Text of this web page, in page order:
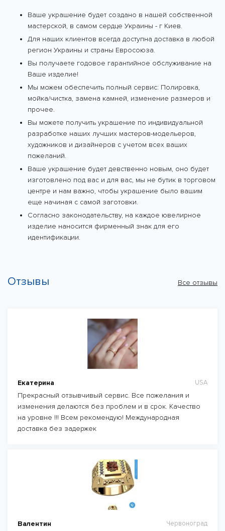
Ваше украшение будет создано в нашей собственной
мастерской, в самом сердце Украины - г Киев.
Для наших клиентов всегда доступна доставка в любой
регион Украины и страны Евросоюза.
Вы получаете годовое гарантийное обслуживание на
Ваше изделие!
Мы можем обеспечить полный сервис: Полировка,
мойка/чистка, замена камней, изменение размеров и
прочее.
Вы можете получить украшение по индивидуальной
разработке наших лучших мастеров-модельеров,
художников и дизайнеров с учетом всех ваших
пожеланий.
Ваше украшение будет девственно новым, оно будет
изготовлено под вас и для вас, мы не бутик в торговом
центре и нам важно, чтобы украшение было вашим
еще начиная с самой заготовки.
Согласно законодательству, на каждое ювелирное
изделие наносится фирменный знак для его
идентификации.
Отзывы Все отзывы
Екатерина USA
Прекрасный отзывчивый сервис. Все пожелания и
изменения делаются без проблем и в срок. Качество
на уровне !!! Всем рекомендую! Международная
доставка без задержек
Валентин Червоноград